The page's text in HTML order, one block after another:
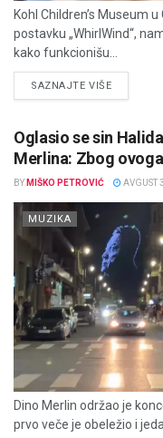
Kohl Children’s Museum
postavku „WhirlWind“,
kako funkcionišu...
SAZNAJTE VIŠEDETAILS
Oglasio se sin
Merlina: Zbog
BY MIŠKO PETROVIĆ AVGUST
MUZIKA
Dino Merlin održao je
prvo veče je obeležio i